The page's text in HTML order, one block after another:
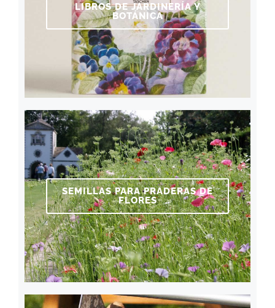
LIBROS DE JARDINERÍA Y
BOTÁNICA
SEMILLAS PARA PRADERAS DE
FLORES